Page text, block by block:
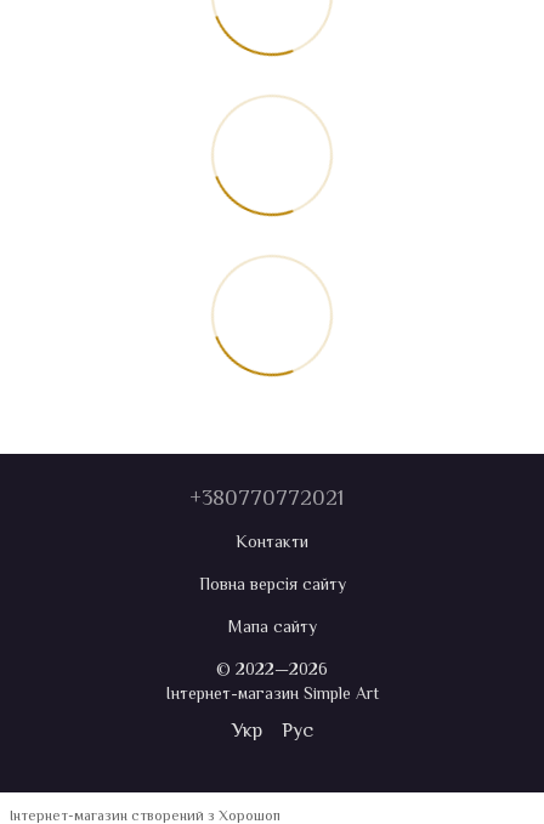
+380770772021
Контакти
Повна версія сайту
Мапа сайту
© 2022—2026
Інтернет-магазин Simple Art
Укр Рус
Інтернет-магазин створений з Хорошоп